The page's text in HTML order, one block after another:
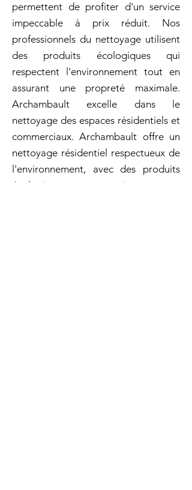
permettent de profiter d'un service
impeccable à prix réduit. Nos
professionnels du nettoyage utilisent
des produits écologiques qui
respectent l'environnement tout en
assurant une propreté maximale.
Archambault excelle dans le
nettoyage des espaces résidentiels et
commerciaux. Archambault offre un
nettoyage résidentiel respectueux de
l'environnement, avec des produits
écologiques soigneusement